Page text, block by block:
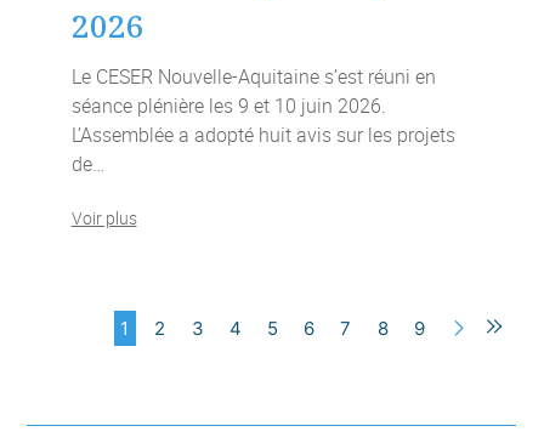
2026
Le CESER Nouvelle-Aquitaine s’est réuni en
séance plénière les 9 et 10 juin 2026.
L’Assemblée a adopté huit avis sur les projets
de…
Voir plus
1 2 3 4 5 6 7 8 9 Suivant